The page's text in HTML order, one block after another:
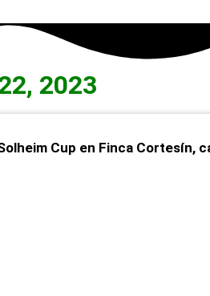
2023
Cup en Finca Cortesín,